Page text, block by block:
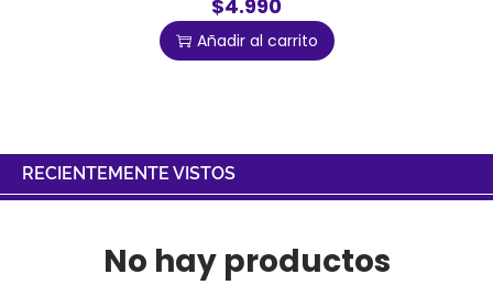
$4.990
Añadir al carrito
RECIENTEMENTE VISTOS
No hay productos